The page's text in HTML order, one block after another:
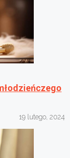
19 lutego, 2024